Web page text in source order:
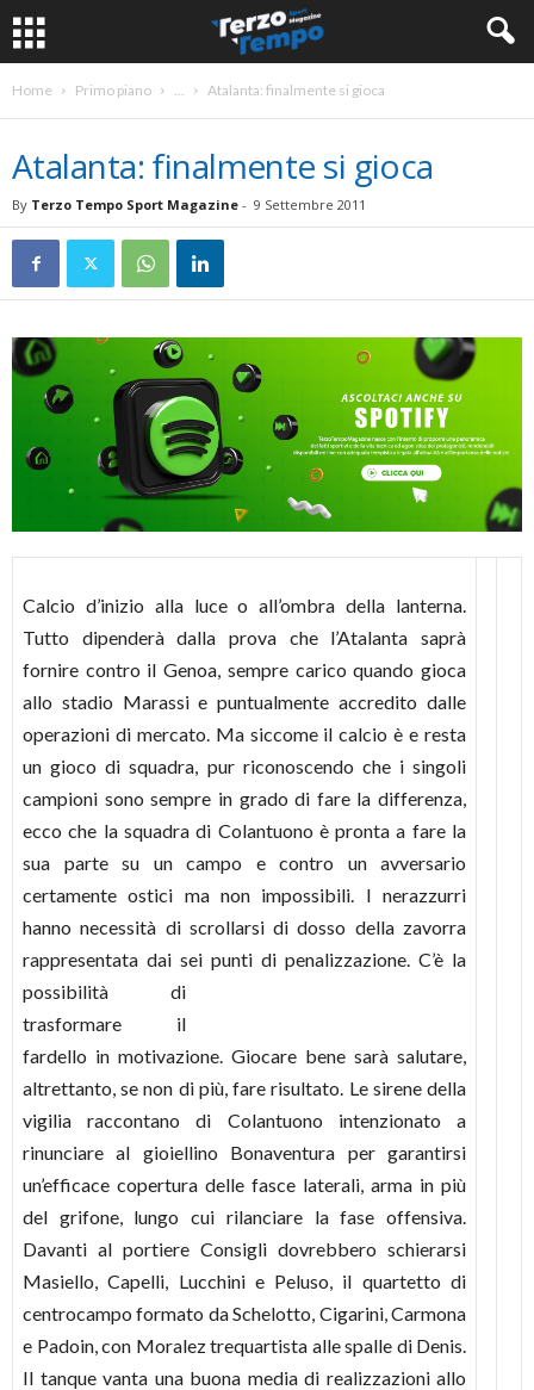
Home Primo piano ... Atalanta: finalmente si gioca
Atalanta: finalmente si gioca
By Terzo Tempo Sport Magazine - 9 Settembre 2011
Calcio d’inizio alla luce o all’ombra della lanterna.
Tutto dipenderà dalla prova che l’Atalanta saprà
fornire contro il Genoa, sempre carico quando gioca
allo stadio Marassi e puntualmente accredito dalle
operazioni di mercato. Ma siccome il calcio è e resta
un gioco di squadra, pur riconoscendo che i singoli
campioni sono sempre in grado di fare la differenza,
ecco che la squadra di Colantuono è pronta a fare la
sua parte su un campo e contro un avversario
certamente ostici ma non impossibili. I nerazzurri
hanno necessità di scrollarsi di dosso della zavorra
rappresentata dai sei punti di penalizzazione. C’è la
possibilità di
trasformare il
fardello in motivazione. Giocare bene sarà salutare,
altrettanto, se non di più, fare risultato. Le sirene della
vigilia raccontano di Colantuono intenzionato a
rinunciare al gioiellino Bonaventura per garantirsi
un’efficace copertura delle fasce laterali, arma in più
del grifone, lungo cui rilanciare la fase offensiva.
Davanti al portiere Consigli dovrebbero schierarsi
Masiello, Capelli, Lucchini e Peluso, il quartetto di
centrocampo formato da Schelotto, Cigarini, Carmona
e Padoin, con Moralez trequartista alle spalle di Denis.
Il tanque vanta una buona media di realizzazioni allo